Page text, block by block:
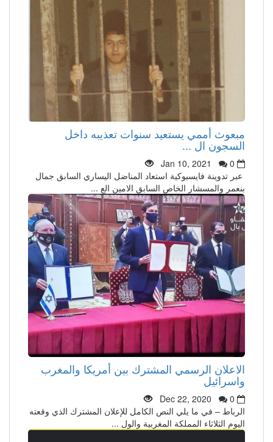
مبعوث أممي يستعيد سنوات تعذيبه داخل
السجون ال ...
Jan 10, 2021
0
عبر تدوينة فايسبوكية استعاد المناضل اليساري السابق جمال
بنعمر والمسشار الخاص السابق الامين الع ...
الاعلان الرسمي المشترك بين أمريكا والمغرب
واسرائيل
Dec 22, 2020
0
الرباط – في ما يلي النص الكامل للإعلان المشترك الذي وقعته
اليوم الثلاثاء المملكة المغربية والول ...